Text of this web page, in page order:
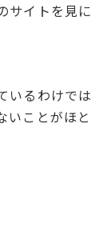
サイトを見に
いるわけでは
いことがほと